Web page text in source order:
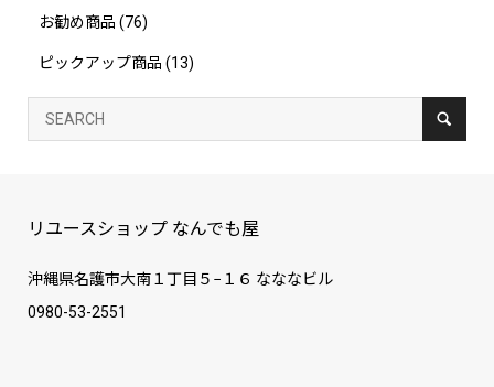
お勧め商品 (76)
ピックアップ商品 (13)
リユースショップ なんでも屋
沖縄県名護市大南１丁目５−１６ なななビル
0980-53-2551